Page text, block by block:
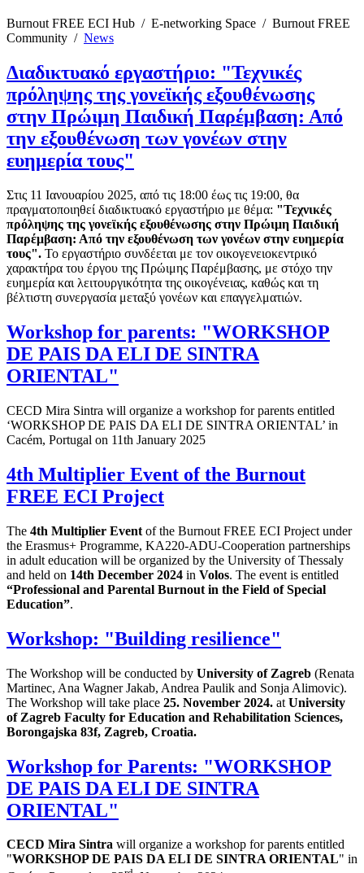
Burnout FREE ECI Hub / E-networking Space / Burnout FREE
Community / News
Διαδικτυακό εργαστήριο: "Τεχνικές
πρόληψης της γονεϊκής εξουθένωσης
στην Πρώιμη Παιδική Παρέμβαση: Από
την εξουθένωση των γονέων στην
ευημερία τους"
Στις 11 Ιανουαρίου 2025, από τις 18:00 έως τις 19:00, θα
πραγματοποιηθεί διαδικτυακό εργαστήριο με θέμα: "Τεχνικές
πρόληψης της γονεϊκής εξουθένωσης στην Πρώιμη Παιδική
Παρέμβαση: Από την εξουθένωση των γονέων στην ευημερία
τους". Το εργαστήριο συνδέεται με τον οικογενειοκεντρικό
χαρακτήρα του έργου της Πρώιμης Παρέμβασης, με στόχο την
ευημερία και λειτουργικότητα της οικογένειας, καθώς και τη
βέλτιστη συνεργασία μεταξύ γονέων και επαγγελματιών.
Workshop for parents: "WORKSHOP
DE PAIS DA ELI DE SINTRA
ORIENTAL"
CECD Mira Sintra will organize a workshop for parents entitled
‘WORKSHOP DE PAIS DA ELI DE SINTRA ORIENTAL’ in
Cacém, Portugal on 11th January 2025
4th Multiplier Event of the Burnout
FREE ECI Project
The 4th Multiplier Event of the Burnout FREE ECI Project under
the Erasmus+ Programme, KA220-ADU-Cooperation partnerships
in adult education will be organized by the University of Thessaly
and held on 14th December 2024 in Volos. The event is entitled
“Professional and Parental Burnout in the Field of Special
Education”.
Workshop: "Building resilience"
The Workshop will be conducted by University of Zagreb (Renata
Martinec, Ana Wagner Jakab, Andrea Paulik and Sonja Alimovic).
The Workshop will take place 25. November 2024. at University
of Zagreb Faculty for Education and Rehabilitation Sciences,
Borongajska 83f, Zagreb, Croatia.
Workshop for Parents: "WORKSHOP
DE PAIS DA ELI DE SINTRA
ORIENTAL"
CECD Mira Sintra will organize a workshop for parents entitled
"WORKSHOP DE PAIS DA ELI DE SINTRA ORIENTAL" in